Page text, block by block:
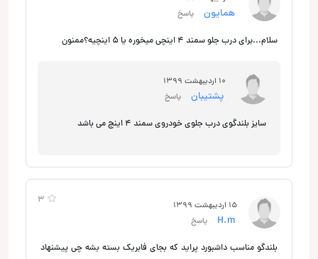
همایون پاسخ
سلام...برای درب جلو سمند ۴ اینچی میخوره یا ۵ اینچیه؟ممنون
10 اردیبهشت 1399
پشتیبان پاسخ
سایز بلندگوی درب جلوی خودروی سمند 4 اینچ می باشد
3 15 اردیبهشت 1399
پاسخ
بلندگو مناسب داشبورد پراید که بجای فابریک بسته بشه چی پیشنهاد